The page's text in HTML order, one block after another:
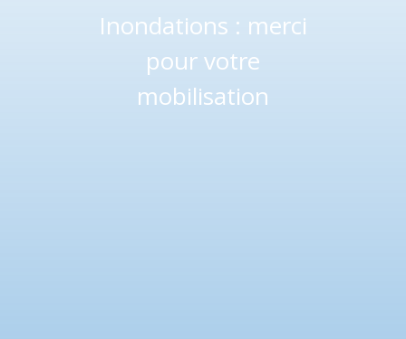
Inondations : merci
pour votre
mobilisation